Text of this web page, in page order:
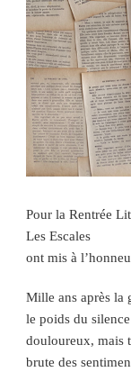
Pour la Rentrée
Les Escales
ont mis à
Mille ans après la
le poids du
douloureux, mais
brute des